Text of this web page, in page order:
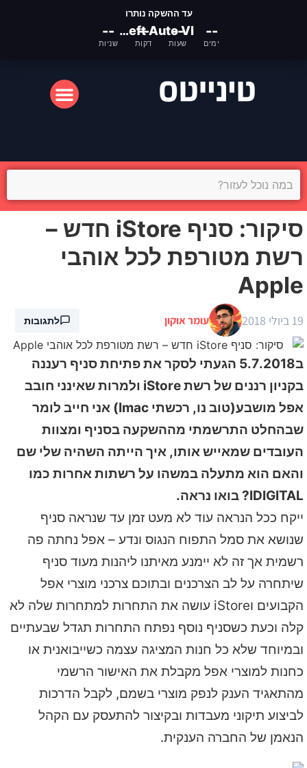
עד ההשקה נותרו
Grand Theft Auto VI --
ימים
--
שעות
--
דקות
--
שניות
סיקור: סניף iStore חדש –
רשת מטורפת לכל אוהבי
Apple
19 ביולי 2018 עומר אוקון לתגובות
ב5.7.2018 הגעתי לסקר את פתיחת סניף רעננה
בקניון רננים של רשת iStore ולמרות שאינני חובב
אפל מושבע(טוב נו, רכשתי Imac) אני חייב לומר
שבהחלט התרשמתי מההשקעה בסניף ומצוות
העובדים שמאייש אותו, איך הייתה השהיה שלי שם
והאם הוא מתעלה במשהו על רשתות אחרות כמו
IDIGITAL? בואו נראה.
ייקח ככל הנראה עוד לא מעט זמן עד שנראה סניף
שנושא את סמל התפוח הנגוס ונדע – אפל נחתה פה
רשמית אך זה לא יימנע מאיתנו ליהנות מעוד סניף
שיתחרה על לב הצרכנים ובתוכם צרכני מוצרי אפל
הקבועים וiStore עושה את התחרות למתחרות שלה לא
קלה וכעת כשסניף נוסף נפתח התחרות תגדל שבעתיים
ובמיוחד שלא כל חנות המציגה עצמה כשייבואנית או
כחנות למוצרי אפל מקבלת את האישור הרשמי
מהתאגיד הענק לנפק מוצרי בשמם, לקבל הדרכות
לביצוע תיקוני מעבדות ובקיצור להתעסק עם הקהל
הנאמן של החברה הענקית.